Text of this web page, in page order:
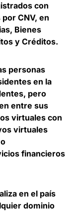
con
CNV, en
Bienes
y Créditos.
personas
en la
pero
entre sus
virtuales con
virtuales
financieros
en el país
dominio